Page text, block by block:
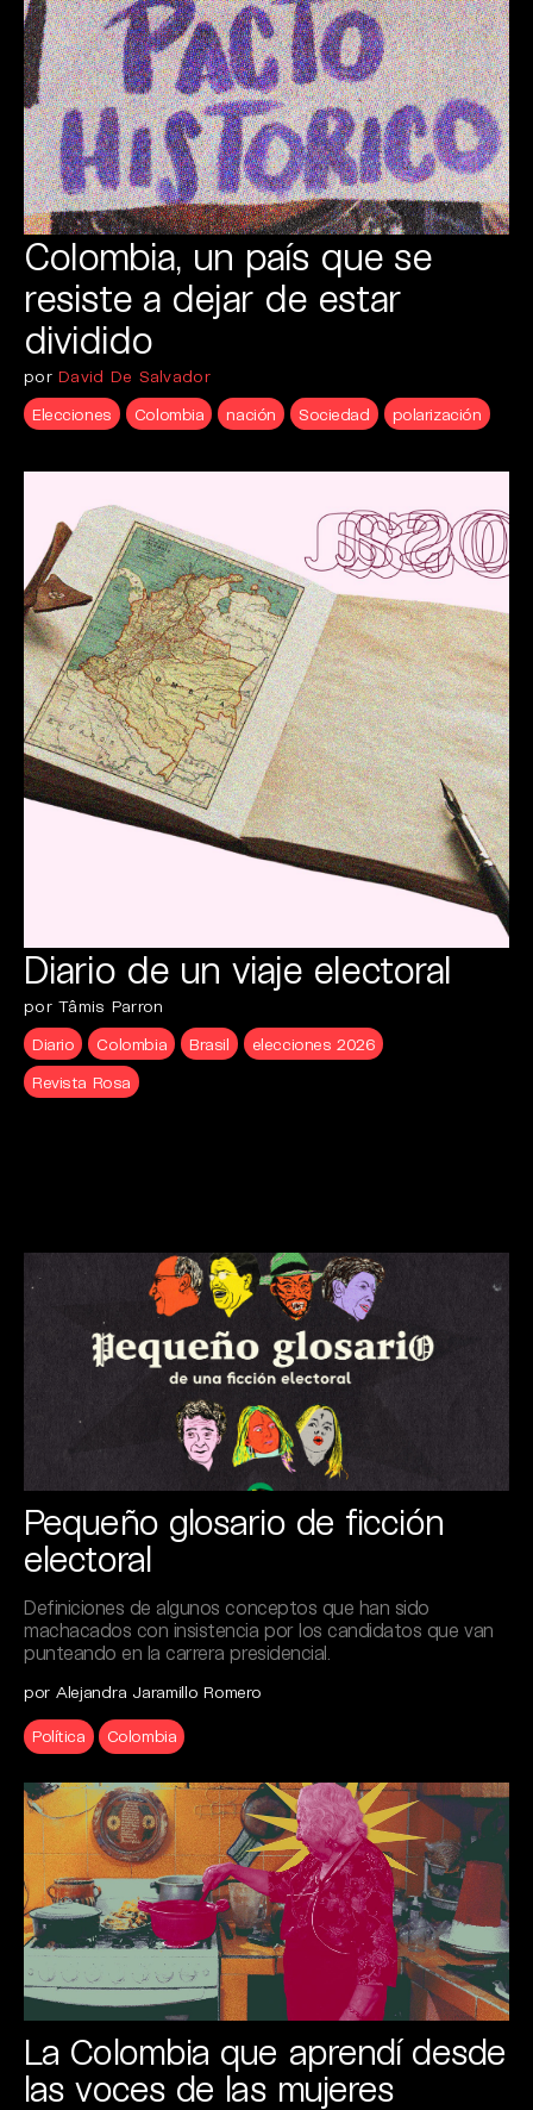
Colombia, un país que se
resiste a dejar de estar
dividido
porDavid De Salvador
Elecciones
Colombia nación Sociedad polarización
Diario de un viaje electoral
por Tâmis Parron
Diario
Colombia Brasil
elecciones 2026
Revista Rosa
Pequeño glosario de ficción
electoral
Definiciones de algunos conceptos que han sido
machacados con insistencia por los candidatos que van
punteando en la carrera presidencial.
por Alejandra Jaramillo Romero
Política Colombia
La Colombia que aprendí desde
las voces de las mujeres